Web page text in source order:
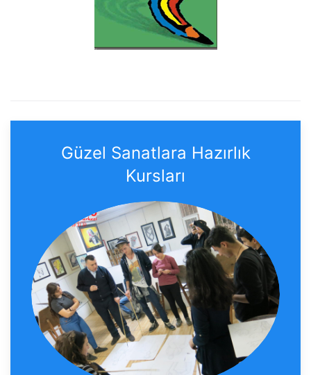
Güzel Sanatlara Hazırlık
Kursları